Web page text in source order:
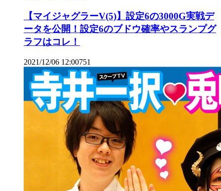
【マイジャグラーV(5)】設定6の3000G実戦デ
ータを公開！設定6のブドウ確率やスランプグ
ラフはコレ！
2021/12/06 12:00751